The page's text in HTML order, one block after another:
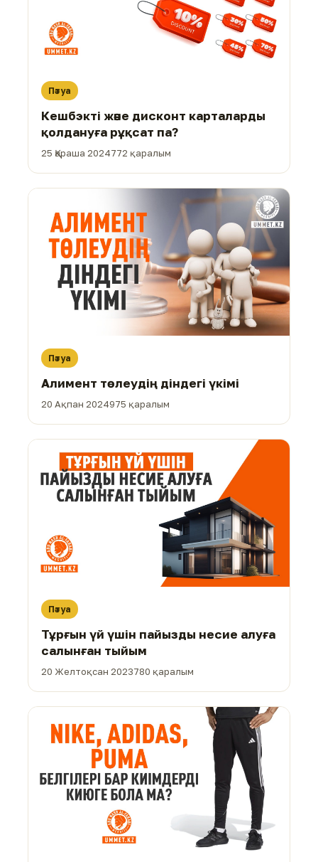
Пәтуа
Кешбэкті және дисконт карталарды
қолдануға рұқсат па?
25 Қараша 2024772 қаралым
Пәтуа
Алимент төлеудің діндегі үкімі
20 Ақпан 2024975 қаралым
Пәтуа
Тұрғын үй үшін пайызды несие алуға
салынған тыйым
20 Желтоқсан 2023780 қаралым